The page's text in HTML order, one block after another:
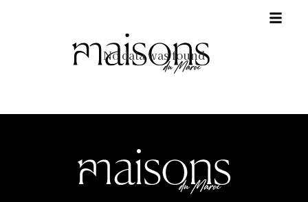
No data was found